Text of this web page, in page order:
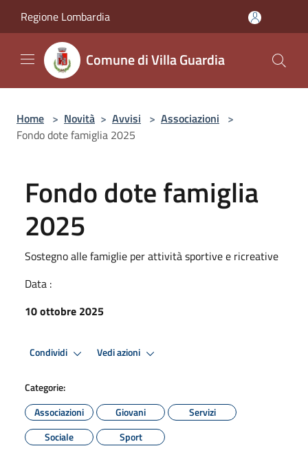
Regione Lombardia
Comune di Villa Guardia
Home > Novità > Avvisi > Associazioni >
Fondo dote famiglia 2025
Fondo dote famiglia
2025
Sostegno alle famiglie per attività sportive e ricreative
Data :
10 ottobre 2025
Condividi Vedi azioni
Categorie:
Associazioni
Giovani
Servizi
Sociale
Sport